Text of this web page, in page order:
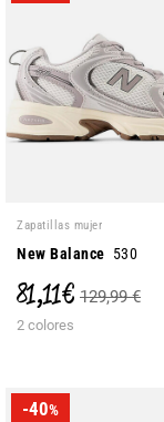
Zapatillas mujer
New Balance 530
81,11 € 129,99 €
2 colores
-40%